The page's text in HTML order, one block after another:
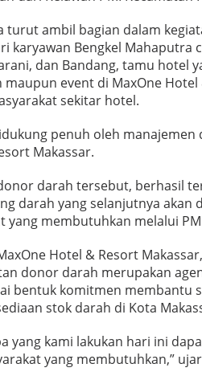
turut ambil bagian dalam
karyawan Bengkel Mahaputra
dan Bandang, tamu hotel
event di MaxOne Hotel
sekitar hotel.
penuh oleh manajemen
Makassar.
darah tersebut, berhasil
darah yang selanjutnya akan
yang membutuhkan melalui
Hotel & Resort Makassar,
donor darah merupakan
bentuk komitmen membantu
stok darah di Kota
yang kami lakukan hari ini
yang membutuhkan,”